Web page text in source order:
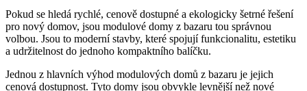
Pokud se hledá rychlé, cenově dostupné a ekologicky šetrné řešení
pro nový domov, jsou modulové domy z bazaru tou správnou
volbou. Jsou to moderní stavby, které spojují funkcionalitu, estetiku
a udržitelnost do jednoho kompaktního balíčku.
Jednou z hlavních výhod modulových domů z bazaru je jejich
cenová dostupnost. Tyto domy jsou obvykle levnější než nové